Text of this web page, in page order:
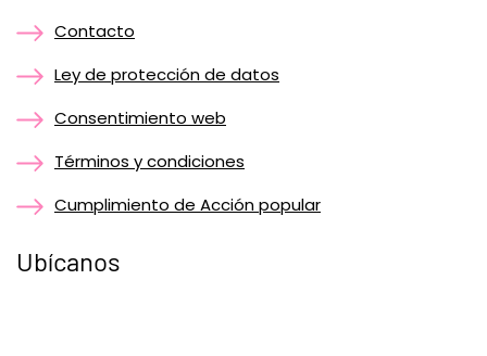
Contacto
Ley de protección de datos
Consentimiento web
Términos y condiciones
Cumplimiento de Acción popular
Ubícanos